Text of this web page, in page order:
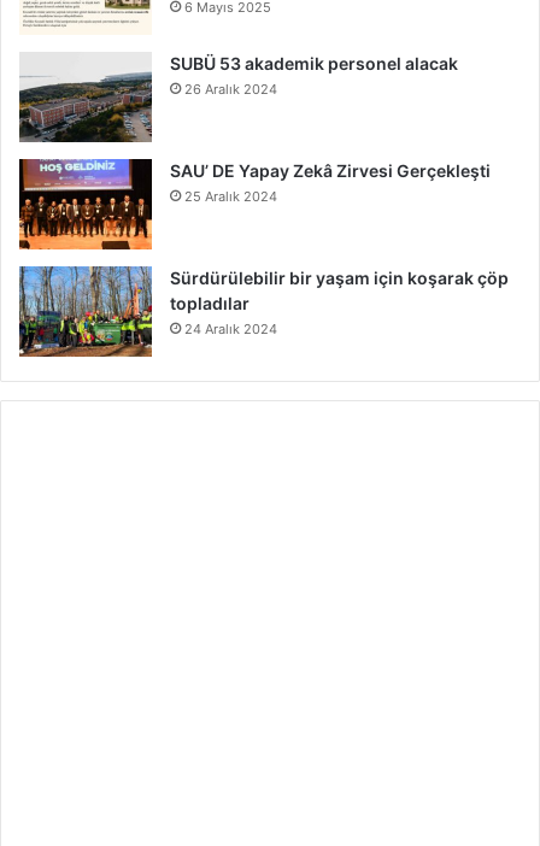
6 Mayıs 2025
SUBÜ 53 akademik personel alacak
26 Aralık 2024
SAU’ DE Yapay Zekâ Zirvesi Gerçekleşti
25 Aralık 2024
Sürdürülebilir bir yaşam için koşarak çöp
topladılar
24 Aralık 2024